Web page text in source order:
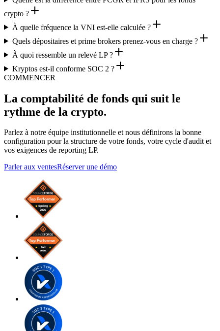
crypto ?
À quelle fréquence la VNI est-elle calculée ?
Quels dépositaires et prime brokers prenez-vous en charge ?
À quoi ressemble un relevé LP ?
Kryptos est-il conforme SOC 2 ?
COMMENCER
La comptabilité de fonds qui suit le
rythme de la crypto.
Parlez à notre équipe institutionnelle et nous définirons la bonne
configuration pour la structure de votre fonds, votre cycle d'audit et
vos exigences de reporting LP.
Parler aux ventesRéserver une démo